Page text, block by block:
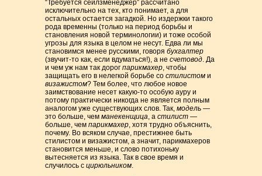
“Требуется сейлзменеджер” рассчитано
исключительно на тех, кто понимает, а для
остальных остается загадкой. Но издержки такого
рода временны (только на период борьбы и
становления новой терминологии) и тоже особой
угрозы для языка в целом не несут. Едва ли мы
становимся менее русскими, говорябухгалтер
(звучит-то как, если вдуматься!), а несчетовод. Да
и чем уж нам так дорогпарикмахер, чтобы
защищать его в нелегкой борьбе состилистом и
визажистом? Тем более, что любое новое
заимствование несет какую-то особую ауру и
потому практически никогда не является полным
аналогом уже существующих слов. Так,модель —
это больше, чемманекенщица, астилист —
больше, чемпарикмахер, хотя трудно объяснить,
почему. Во всяком случае, престижнее быть
стилистом и визажистом, а значит, парикмахеров
становится меньше, и слово потихоньку
вытесняется из языка. Так в свое время и
случилось сцирюльником.